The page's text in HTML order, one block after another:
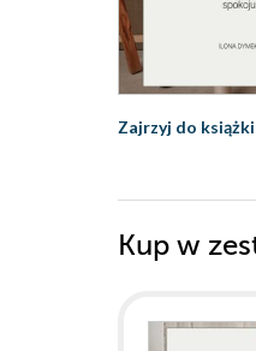
Zajrzyj do książki
Kup w